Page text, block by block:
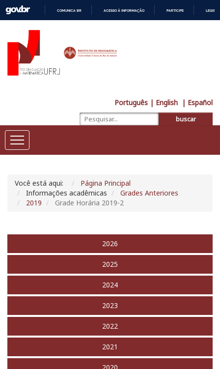
COMUNICA BR ACESSO À INFORMAÇÃO PARTICIPE
Português | English | Español
buscar
Você está aqui:
Página Principal
Informações acadêmicas
Grades Anteriores
2019
Grade Horária 2019-2
2026
2025
2024
2023
2022
2021